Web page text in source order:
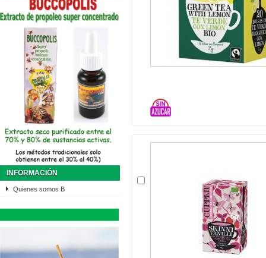
INFORMACIÓN
Quienes somos B